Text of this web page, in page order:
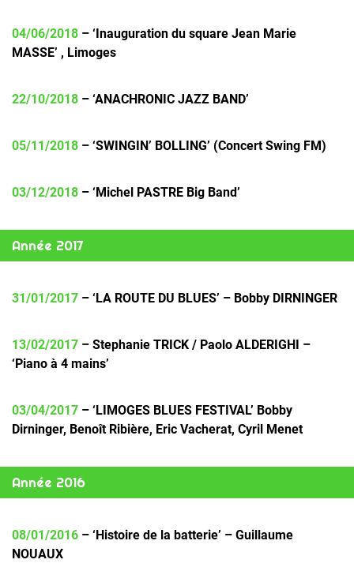
04/06/2018 – ‘Inauguration du square Jean Marie
MASSE’ , Limoges
22/10/2018 – ‘ANACHRONIC JAZZ BAND’
05/11/2018 – ‘SWINGIN’ BOLLING’ (Concert Swing FM)
03/12/2018 – ‘Michel PASTRE Big Band’
Année 2017
31/01/2017 – ‘LA ROUTE DU BLUES’ – Bobby DIRNINGER
13/02/2017 – Stephanie TRICK / Paolo ALDERIGHI –
‘Piano à 4 mains’
03/04/2017 – ‘LIMOGES BLUES FESTIVAL’ Bobby
Dirninger, Benoît Ribière, Eric Vacherat, Cyril Menet
Année 2016
08/01/2016 – ‘Histoire de la batterie’ – Guillaume
NOUAUX